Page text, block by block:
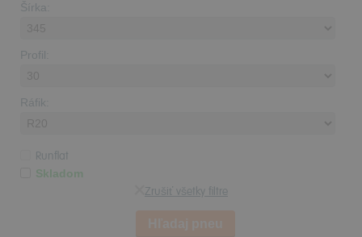
Šírka:
Profil:
Ráfik:
Runflat
Skladom
Zrušiť všetky filtre